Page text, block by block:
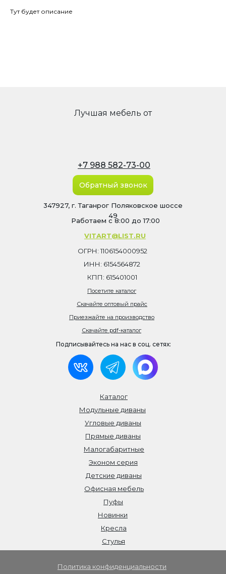
Тут будет описание
Пуфы
Стулья
Кресла
Новинки
Офисная мебель
Детские диваны
Эконом серия
Малогабаритные
Прямые диваны
Угловые диваны
Модульные диваны
Каталог
Работаем с 8:00 до 17:00
347927, г. Таганрог Поляковское шоссе
49
VITART@LIST.RU
+7 988 582-73-00
Лучшая мебель от
Обратный звонок
Подписывайтесь на нас в соц. сетях:
Посетите каталог
Скачайте оптовый прайс
Приезжайте на производство
Скачайте pdf-каталог
КПП: 615401001
ИНН: 6154564872
ОГРН: 1106154000952
Политика конфиденциальности